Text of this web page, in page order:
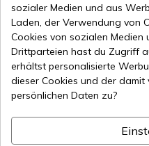
Produkt anzeigen
sozialer Medien und aus
Laden, der Verwendung von
Cookies von sozialen Medien
Drittparteien hast du Zugriff
erhältst personalisierte
dieser Cookies und der
persönlichen Daten zu?